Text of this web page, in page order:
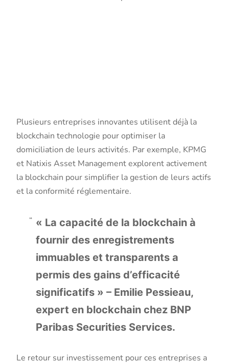
Plusieurs entreprises innovantes utilisent déjà la
blockchain technologie pour optimiser la
domiciliation de leurs activités. Par exemple, KPMG
et Natixis Asset Management explorent activement
la blockchain pour simplifier la gestion de leurs actifs
et la conformité réglementaire.
« La capacité de la blockchain à
fournir des enregistrements
immuables et transparents a
permis des gains d’efficacité
significatifs » – Emilie Pessieau,
expert en blockchain chez BNP
Paribas Securities Services.
Le retour sur investissement pour ces entreprises a